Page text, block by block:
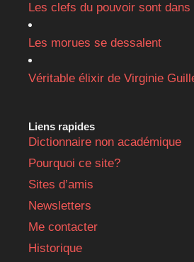
Les clefs du pouvoir sont
Les morues se dessalent
Véritable élixir de Virginie
Liens rapides
Dictionnaire non académique
Pourquoi ce site?
Sites d’amis
Newsletters
Me contacter
Historique